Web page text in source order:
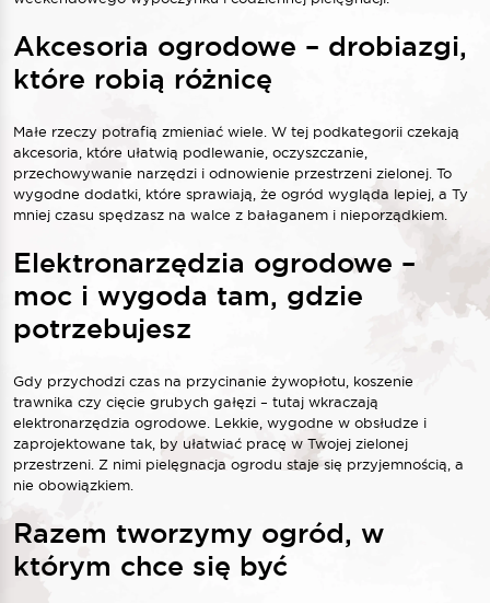
Akcesoria ogrodowe – drobiazgi,
które robią różnicę
Małe rzeczy potrafią zmieniać wiele. W tej podkategorii czekają
akcesoria, które ułatwią podlewanie, oczyszczanie,
przechowywanie narzędzi i odnowienie przestrzeni zielonej. To
wygodne dodatki, które sprawiają, że ogród wygląda lepiej, a Ty
mniej czasu spędzasz na walce z bałaganem i nieporządkiem.
Elektronarzędzia ogrodowe –
moc i wygoda tam, gdzie
potrzebujesz
Gdy przychodzi czas na przycinanie żywopłotu, koszenie
trawnika czy cięcie grubych gałęzi – tutaj wkraczają
elektronarzędzia ogrodowe. Lekkie, wygodne w obsłudze i
zaprojektowane tak, by ułatwiać pracę w Twojej zielonej
przestrzeni. Z nimi pielęgnacja ogrodu staje się przyjemnością, a
nie obowiązkiem.
Razem tworzymy ogród, w
którym chce się być